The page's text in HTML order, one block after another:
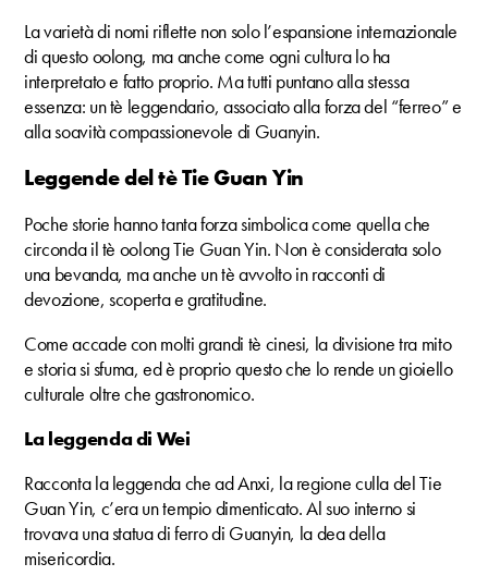
La varietà di nomi riflette non solo l’espansione internazionale
di questo oolong, ma anche come ogni cultura lo ha
interpretato e fatto proprio. Ma tutti puntano alla stessa
essenza: un tè leggendario, associato alla forza del “ferreo” e
alla soavità compassionevole di Guanyin.
Leggende del tè Tie Guan Yin
Poche storie hanno tanta forza simbolica come quella che
circonda il tè oolong Tie Guan Yin. Non è considerata solo
una bevanda, ma anche un tè avvolto in racconti di
devozione, scoperta e gratitudine.
Come accade con molti grandi tè cinesi, la divisione tra mito
e storia si sfuma, ed è proprio questo che lo rende un gioiello
culturale oltre che gastronomico.
La leggenda di Wei
Racconta la leggenda che ad Anxi, la regione culla del Tie
Guan Yin, c’era un tempio dimenticato. Al suo interno si
trovava una statua di ferro di Guanyin, la dea della
misericordia.